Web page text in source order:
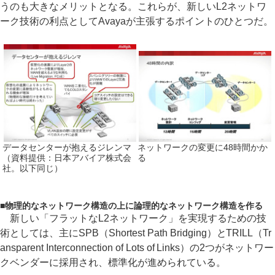
うのも大きなメリットとなる。これらが、新しいL2ネットワ
ーク技術の利点としてAvayaが主張するポイントのひとつだ。
データセンターが抱えるジレンマ
（資料提供：日本アバイア株式会
社。以下同じ）
ネットワークの変更に48時間かか
る
■物理的なネットワーク構造の上に論理的なネットワーク構造を作る
新しい「フラットなL2ネットワーク」を実現するための技
術としては、主にSPB（Shortest Path Bridging）とTRILL（Tr
ansparent Interconnection of Lots of Links）の2つがネットワー
クベンダーに採用され、標準化が進められている。